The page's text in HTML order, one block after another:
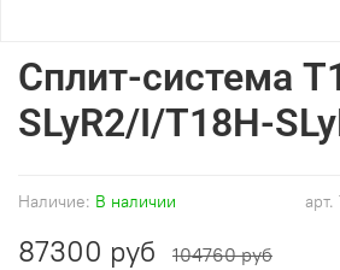
арт.
Наличие: В наличии
Сплит-система
SLyR2/I/T18H-
87300 руб 104760 руб